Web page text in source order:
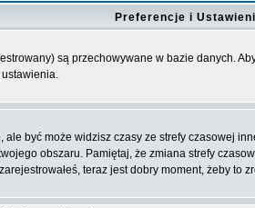
Preferencje i
są przechowywane w bazie danych.
ale być może widzisz czasy ze strefy czasowej
obszaru. Pamiętaj, że zmiana strefy
teraz jest dobry moment, żeby to